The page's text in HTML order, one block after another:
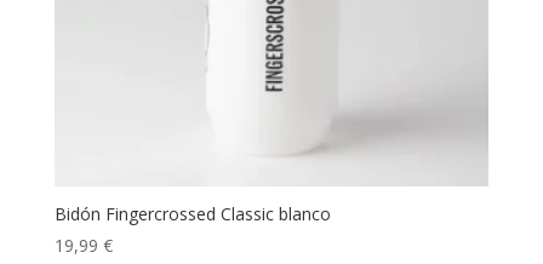
Bidón Fingercrossed Classic blanco
19,99 €